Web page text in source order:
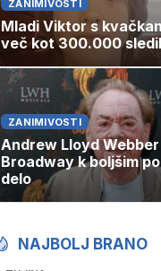
ZANIMIVOSTI
Mladi Viktor s
več kot 300.000
ZANIMIVOSTI
Andrew Lloyd
Broadway k boljšim
delo
NAJBOLJ BRANO